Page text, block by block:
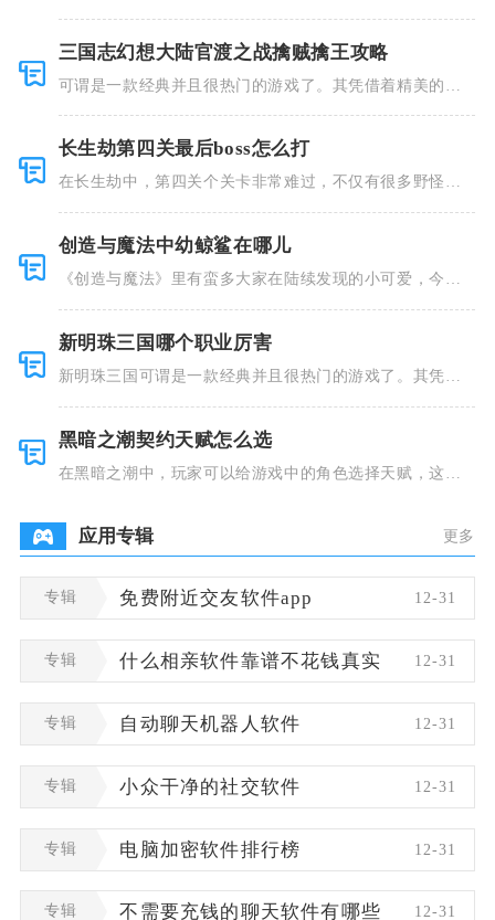
三国志幻想大陆官渡之战擒贼擒王攻略
可谓是一款经典并且很热门的游戏了。其凭借着精美的画
长生劫第四关最后boss怎么打
在长生劫中，第四关个关卡非常难过，不仅有很多野怪，
创造与魔法中幼鲸鲨在哪儿
《创造与魔法》里有蛮多大家在陆续发现的小可爱，今天
新明珠三国哪个职业厉害
新明珠三国可谓是一款经典并且很热门的游戏了。其凭借
黑暗之潮契约天赋怎么选
在黑暗之潮中，玩家可以给游戏中的角色选择天赋，这些
应用专辑 更多
专辑 免费附近交友软件app 12-31
专辑 什么相亲软件靠谱不花钱真实 12-31
专辑 自动聊天机器人软件 12-31
专辑 小众干净的社交软件 12-31
专辑 电脑加密软件排行榜 12-31
专辑 不需要充钱的聊天软件有哪些 12-31